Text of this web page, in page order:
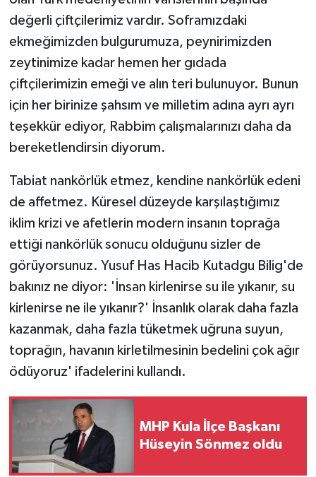
değerli çiftçilerimiz vardır. Soframızdaki
ekmeğimizden bulgurumuza, peynirimizden
zeytinimize kadar hemen her gıdada
çiftçilerimizin emeği ve alın teri bulunuyor. Bunun
için her birinize şahsım ve milletim adına ayrı ayrı
teşekkür ediyor, Rabbim çalışmalarınızı daha da
bereketlendirsin diyorum.
Tabiat nankörlük etmez, kendine nankörlük edeni
de affetmez. Küresel düzeyde karşılaştığımız
iklim krizi ve afetlerin modern insanın toprağa
ettiği nankörlük sonucu olduğunu sizler de
görüyorsunuz. Yusuf Has Hacib Kutadgu Bilig'de
bakınız ne diyor: 'İnsan kirlenirse su ile yıkanır, su
kirlenirse ne ile yıkanır?' İnsanlık olarak daha fazla
kazanmak, daha fazla tüketmek uğruna suyun,
toprağın, havanın kirletilmesinin bedelini çok ağır
ödüyoruz' ifadelerini kullandı.
MHP Kula İlçe Başkanı
Hüseyin Sönmez oldu